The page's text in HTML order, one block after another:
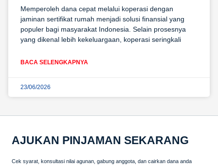
Memperoleh dana cepat melalui koperasi dengan
jaminan sertifikat rumah menjadi solusi finansial yang
populer bagi masyarakat Indonesia. Selain prosesnya
yang dikenal lebih kekeluargaan, koperasi seringkali
BACA SELENGKAPNYA
23/06/2026
AJUKAN PINJAMAN SEKARANG
Cek syarat, konsultasi nilai agunan, gabung anggota, dan cairkan dana anda